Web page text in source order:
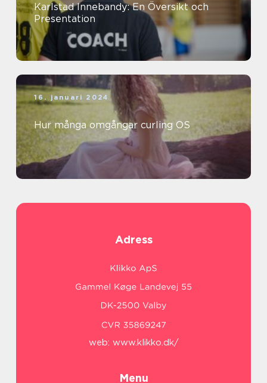
Karlstad Innebandy: En Översikt och
Presentation
16. januari 2024
Hur många omgångar curling OS
Adress
web: www.klikko.dk/
Menu